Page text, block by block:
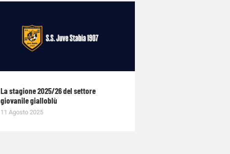
La stagione 2025/26 del settore
giovanile gialloblù
11 Agosto 2025